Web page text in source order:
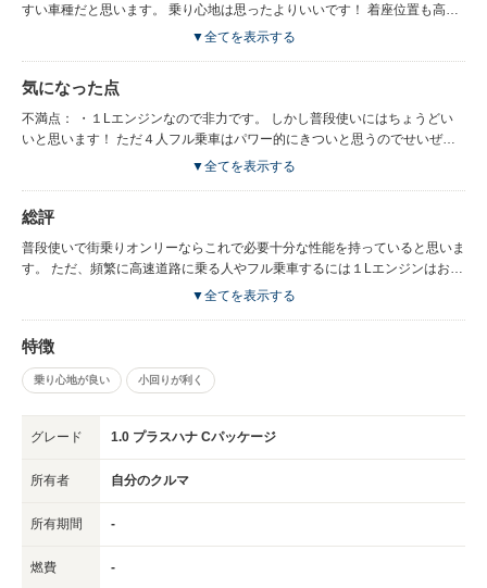
すい車種だと思います。 乗り心地は思ったよりいいです！ 着座位置も高く
て乗りやすいです！ ただ段差を踏むと振動がダイレクトに伝わってきま
が広い ・着座位置が高い ・すわり心地もよい
▼全てを表示する
気になった点
不満点： ・１Lエンジンなので非力です。 しかし普段使いにはちょうどい
いと思います！ ただ４人フル乗車はパワー的にきついと思うのでせいぜい
２人くらいがちょうどいいと思います。 ・チープな内装（プラスチックだ
な１Lエンジン ・ウインカー音がなかなか笑える音（可愛すぎでは？） ・
燃費がカタログほどよくない（これからに期待） ・車両価格が高い気がす
る ・アイドリングストップする直前のブレーキのきき方（突然とまるから
▼全てを表示する
総評
普段使いで街乗りオンリーならこれで必要十分な性能を持っていると思いま
す。 ただ、頻繁に高速道路に乗る人やフル乗車するには１Lエンジンはおス
スメはできません… また運転していて楽しい！という車でもないと思いま
▼全てを表示する
特徴
乗り心地が良い 小回りが利く
グレード 1.0 プラスハナ Cパッケージ
所有者 自分のクルマ
所有期間 -
燃費 -